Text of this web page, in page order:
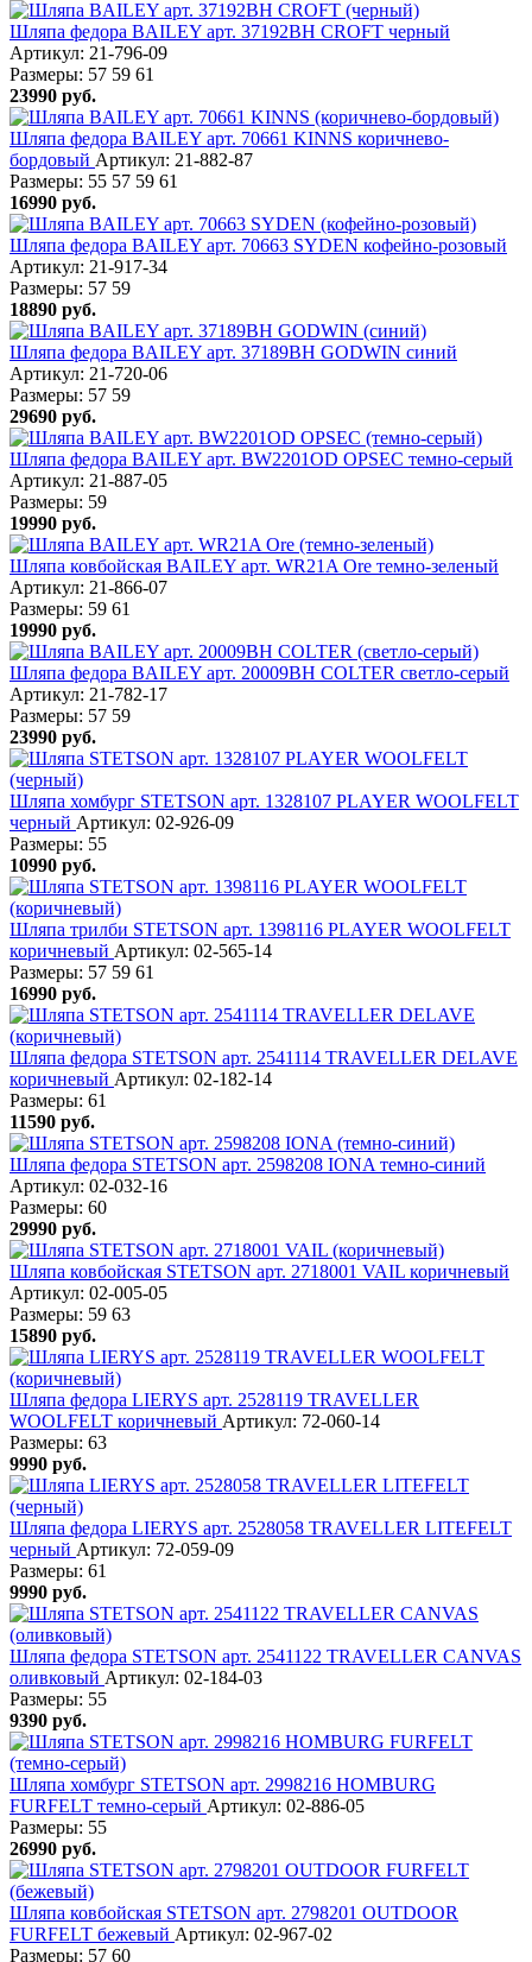
Шляпа федора BAILEY арт. 37192BH CROFT черный
Артикул: 21-796-09
Размеры: 57 59 61
23990 руб.
Шляпа федора BAILEY арт. 70661 KINNS коричнево-
бордовый Артикул: 21-882-87
Размеры: 55 57 59 61
16990 руб.
Шляпа федора BAILEY арт. 70663 SYDEN кофейно-розовый
Артикул: 21-917-34
Размеры: 57 59
18890 руб.
Шляпа федора BAILEY арт. 37189BH GODWIN синий
Артикул: 21-720-06
Размеры: 57 59
29690 руб.
Шляпа федора BAILEY арт. BW2201OD OPSEC темно-серый
Артикул: 21-887-05
Размеры: 59
19990 руб.
Шляпа ковбойская BAILEY арт. WR21A Ore темно-зеленый
Артикул: 21-866-07
Размеры: 59 61
19990 руб.
Шляпа федора BAILEY арт. 20009BH COLTER светло-серый
Артикул: 21-782-17
Размеры: 57 59
23990 руб.
Шляпа хомбург STETSON арт. 1328107 PLAYER WOOLFELT
черный Артикул: 02-926-09
Размеры: 55
10990 руб.
Шляпа трилби STETSON арт. 1398116 PLAYER WOOLFELT
коричневый Артикул: 02-565-14
Размеры: 57 59 61
16990 руб.
Шляпа федора STETSON арт. 2541114 TRAVELLER DELAVE
коричневый Артикул: 02-182-14
Размеры: 61
11590 руб.
Шляпа федора STETSON арт. 2598208 IONA темно-синий
Артикул: 02-032-16
Размеры: 60
29990 руб.
Шляпа ковбойская STETSON арт. 2718001 VAIL коричневый
Артикул: 02-005-05
Размеры: 59 63
15890 руб.
Шляпа федора LIERYS арт. 2528119 TRAVELLER
WOOLFELT коричневый Артикул: 72-060-14
Размеры: 63
9990 руб.
Шляпа федора LIERYS арт. 2528058 TRAVELLER LITEFELT
черный Артикул: 72-059-09
Размеры: 61
9990 руб.
Шляпа федора STETSON арт. 2541122 TRAVELLER CANVAS
оливковый Артикул: 02-184-03
Размеры: 55
9390 руб.
Шляпа хомбург STETSON арт. 2998216 HOMBURG
FURFELT темно-серый Артикул: 02-886-05
Размеры: 55
26990 руб.
Шляпа ковбойская STETSON арт. 2798201 OUTDOOR
FURFELT бежевый Артикул: 02-967-02
Размеры: 57 60